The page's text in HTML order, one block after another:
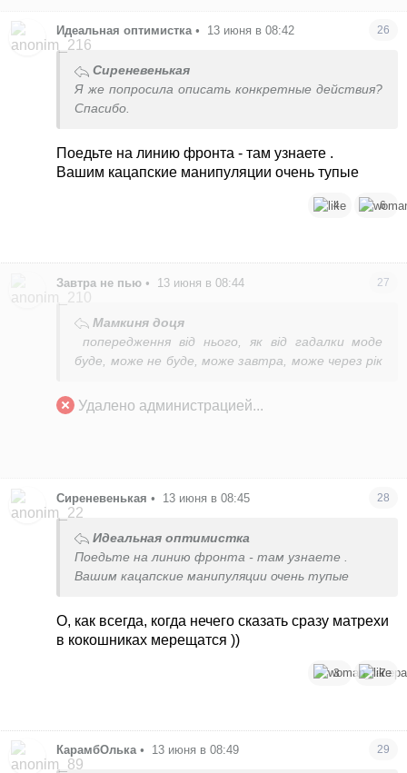
Идеальная оптимистка • 13 июня в 08:42 26
Сиреневенькая
Я же попросила описать конкретные действия?
Спасибо.
Поедьте на линию фронта - там узнаете .
Вашим кацапские манипуляции очень тупые
4 6
Завтра не пью • 13 июня в 08:44 27
Мамкиня доця
попередження від нього, як від гадалки моде
буде, може не буде, може завтра, може через рік
Удалено администрацией...
Сиреневенькая • 13 июня в 08:45 28
Идеальная оптимистка
Поедьте на линию фронта - там узнаете .
Вашим кацапские манипуляции очень тупые
О, как всегда, когда нечего сказать сразу матрехи
в кокошниках мерещатся ))
3 7
КарамбОлька • 13 июня в 08:49 29